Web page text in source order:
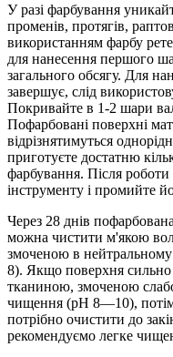
У разі фарбування
променів, протягів,
використанням фарбу
для нанесення першого
загального обсягу. Для
завершує, слід
Покривайте в 1-2 шари
Пофарбовані поверхні
відрізнятимуться
приготуєте достатню
фарбування. Після
інструменту і промийте
Через 28 днів
можна чистити м'якою
змоченою в
8). Якщо поверхня сильно
тканиною, змоченою
чищення (pH 8—10),
потрібно очистити до
рекомендуємо легке